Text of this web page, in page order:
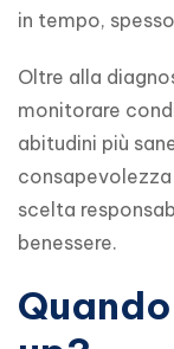
in tempo,
Oltre alla
monitorare
abitudini più
scelta
benessere.